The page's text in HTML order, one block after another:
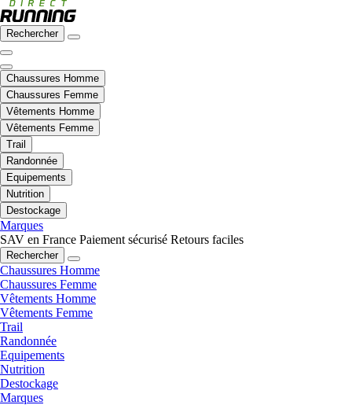
Rechercher
Chaussures Homme
Chaussures Femme
Vêtements Homme
Vêtements Femme
Trail
Randonnée
Equipements
Nutrition
Destockage
Marques
SAV en France Paiement sécurisé Retours faciles
Rechercher
Chaussures Homme
Chaussures Femme
Vêtements Homme
Vêtements Femme
Trail
Randonnée
Equipements
Nutrition
Destockage
Marques